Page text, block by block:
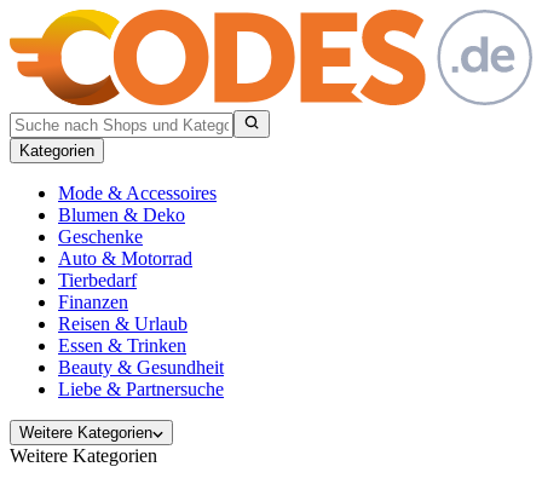
Kategorien
Mode & Accessoires
Blumen & Deko
Geschenke
Auto & Motorrad
Tierbedarf
Finanzen
Reisen & Urlaub
Essen & Trinken
Beauty & Gesundheit
Liebe & Partnersuche
Weitere Kategorien
Weitere Kategorien